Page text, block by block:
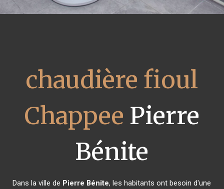
chaudière fioul
Chappee Pierre
Bénite
Dans la ville de Pierre Bénite, les habitants ont besoin d'une